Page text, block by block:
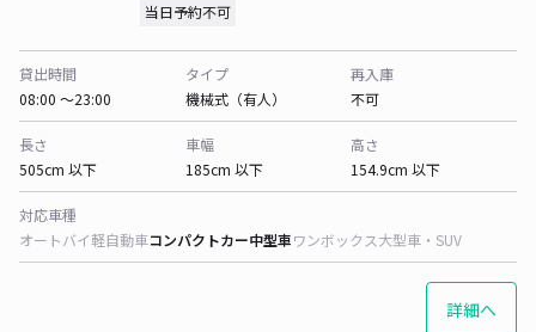
当日予約不可
貸出時間
08:00 〜23:00
タイプ
機械式（有人）
再入庫
不可
長さ
505cm 以下
車幅
185cm 以下
高さ
154.9cm 以下
対応車種
オートバイ軽自動車コンパクトカー中型車ワンボックス大型車・SUV
詳細へ